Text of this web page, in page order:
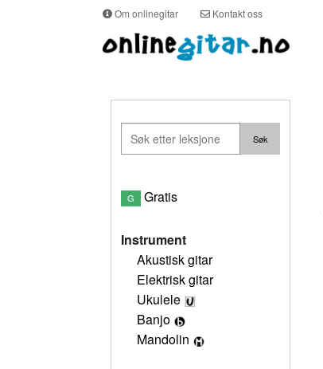
Om onlinegitar Kontakt oss
G Gratis
Instrument
Akustisk gitar
Elektrisk gitar
Ukulele
Banjo
Mandolin